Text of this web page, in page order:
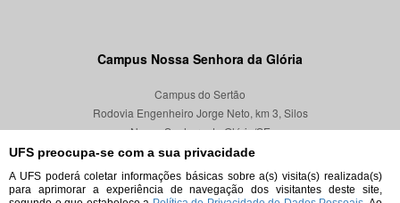
UFS preocupa-se com a sua privacidade
A UFS poderá coletar informações básicas sobre a(s) visita(s) realizada(s)
para aprimorar a experiência de navegação dos visitantes deste site,
Campus Nossa Senhora da Glória
Campus do Sertão
Rodovia Engenheiro Jorge Neto, km 3, Silos
Nossa Senhora da Glória/SE
CEP 49680-000
Localização